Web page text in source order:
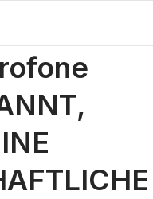
Für Messmikrofone -